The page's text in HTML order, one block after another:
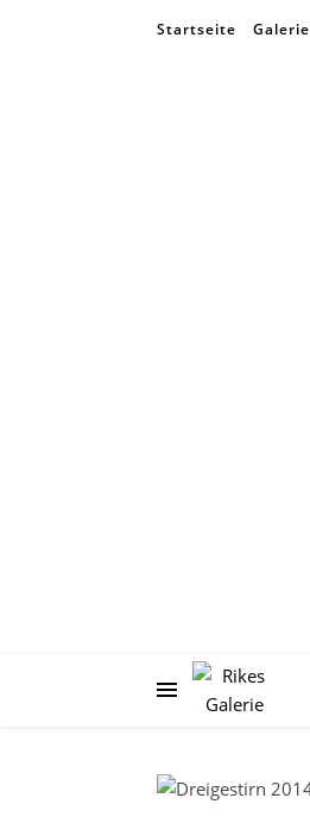
Startseite Galerie